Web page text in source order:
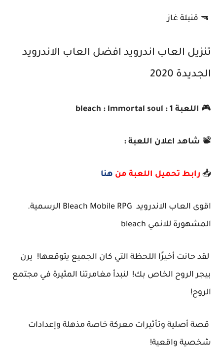
🔫 قنبلة غاز
تنزيل العاب اندرويد افضل العاب الاندرويد
الجديدة 2020
🎮 اللعبة 1 : bleach : lmmortal soul
📽️ شاهد اعلان اللعبة :
📥 رابط تحميل اللعبة من هنا
اقوى العاب الاندرويد Bleach Mobile RPG الرسمية.
المشهورة للانمي bleach
لقد حانت أخيرًا اللحظة التي كان الجميع يتوقعها! يرن
بيجر الروح الخاص بك! لنبدأ مغامرتنا المثيرة في مجتمع
الروح!
قصة أصلية وتأثيرات معركة خاصة مذهلة وإعدادات
شخصية واقعية!